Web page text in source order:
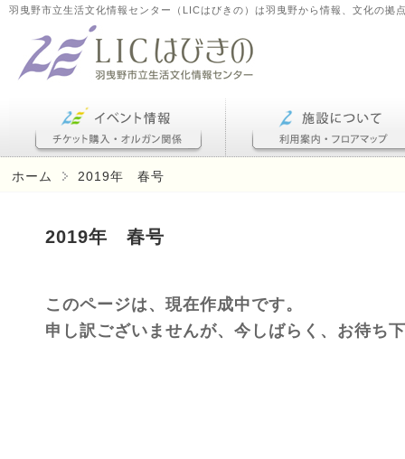
羽曳野市立生活文化情報センター（LICはびきの）は羽曳野から情報、文化の拠
ホーム 2019年 春号
2019年 春号
このページは、現在作成中です。
申し訳ございませんが、今しばらく、お待ち